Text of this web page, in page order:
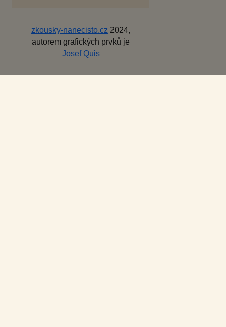
zkousky-nanecisto.cz 2024,
autorem grafických prvků je
Josef Quis